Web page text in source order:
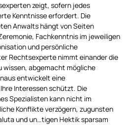
zeigt, sofern jedes
Kenntnisse erfordert. Die
Anwalts hängt von Seiten
Fachkenntnis im jeweiligen
und persönliche
Rechtsexperte nimmt einander die
wissen, abgemacht mögliche
entwickelt eine
Interessen schützt. Die
Spezialisten kann nicht im
Konflikte verzögern, zugunsten
und un…tigen Hektik sparsam